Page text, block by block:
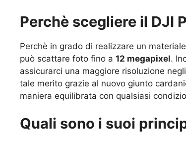
Perchè scegliere il DJI
Perchè in grado di realizzare un
può scattare foto fino a 12 megapixel.
assicurarci una maggiore risoluzione
tale merito grazie al nuovo giunto
maniera equilibrata con qualsiasi
Quali sono i suoi